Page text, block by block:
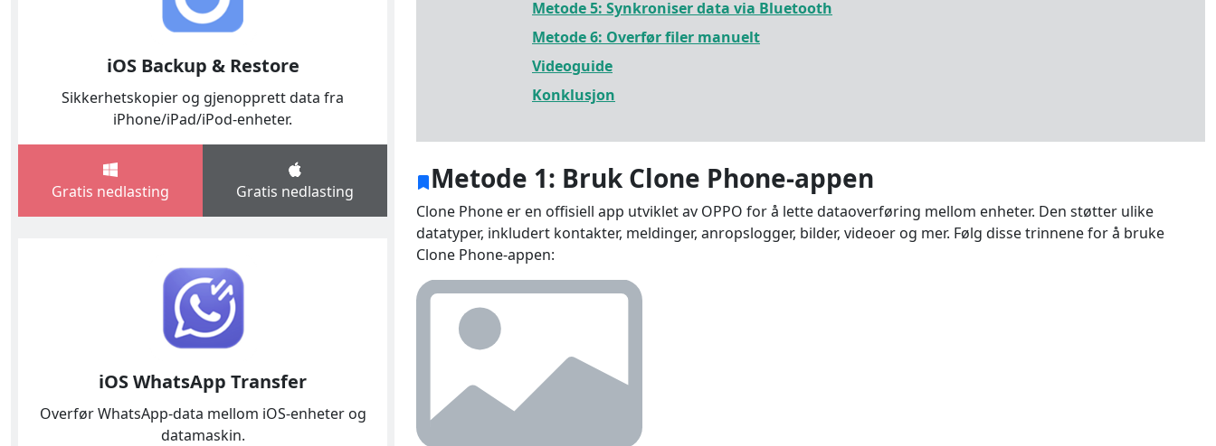
iOS Backup & Restore
Sikkerhetskopier og gjenopprett data fra
iPhone/iPad/iPod-enheter.
Gratis nedlasting Gratis nedlasting
iOS WhatsApp Transfer
Overfør WhatsApp-data mellom iOS-enheter og
datamaskin.
Metode 5: Synkroniser data via Bluetooth
Metode 6: Overfør filer manuelt
Videoguide
Konklusjon
Metode 1: Bruk Clone Phone-appen
Clone Phone er en offisiell app utviklet av OPPO for å lette dataoverføring mellom enheter. Den støtter ulike
datatyper, inkludert kontakter, meldinger, anropslogger, bilder, videoer og mer. Følg disse trinnene for å bruke
Clone Phone-appen: